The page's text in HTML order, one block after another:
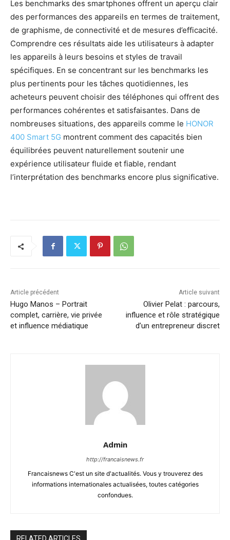
Les benchmarks des smartphones offrent un aperçu clair
des performances des appareils en termes de traitement,
de graphisme, de connectivité et de mesures d’efficacité.
Comprendre ces résultats aide les utilisateurs à adapter
les appareils à leurs besoins et styles de travail
spécifiques. En se concentrant sur les benchmarks les
plus pertinents pour les tâches quotidiennes, les
acheteurs peuvent choisir des téléphones qui offrent des
performances cohérentes et satisfaisantes. Dans de
nombreuses situations, des appareils comme le HONOR
400 Smart 5G montrent comment des capacités bien
équilibrées peuvent naturellement soutenir une
expérience utilisateur fluide et fiable, rendant
l’interprétation des benchmarks encore plus significative.
Article précédent
Hugo Manos – Portrait
complet, carrière, vie privée
et influence médiatique
Article suivant
Olivier Pelat : parcours,
influence et rôle stratégique
d’un entrepreneur discret
Admin
http://francaisnews.fr
Francaisnews C'est un site d'actualités. Vous y trouverez des
informations internationales actualisées, toutes catégories
confondues.